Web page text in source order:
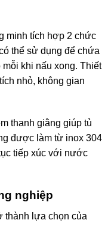
minh tích hợp 2 chức
thể sử dụng để chứa
khi nấu xong. Thiết
nhỏ, không gian
thanh giằng giúp tủ
được làm từ inox 304
tiếp xúc với nước
nghiệp
thành lựa chọn của